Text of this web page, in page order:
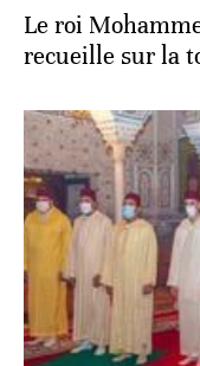
Le roi
recueille sur la